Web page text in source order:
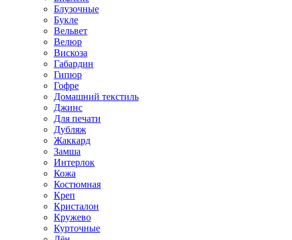
Блузочные
Букле
Вельвет
Велюр
Вискоза
Габардин
Гипюр
Гофре
Домашний текстиль
Джинс
Для печати
Дубляж
Жаккард
Замша
Интерлок
Кожа
Костюмная
Креп
Кристалон
Кружево
Курточные